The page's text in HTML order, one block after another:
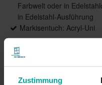
Zustimmung
Farbwelt oder in
in Edelstahl-Ausführung
Markisentuch: Acryl-Uni